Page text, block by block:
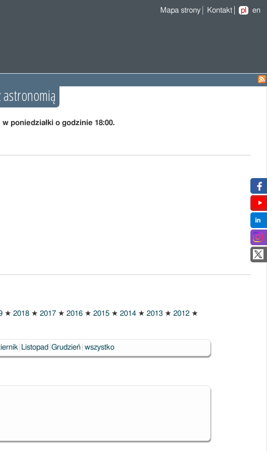
Mapa strony Kontakt pl en
astronomią
w poniedziałki o godzinie 18:00.
★ 2018 ★ 2017 ★ 2016 ★ 2015 ★ 2014 ★ 2013 ★ 2012 ★
Listopad Grudzień wszystko